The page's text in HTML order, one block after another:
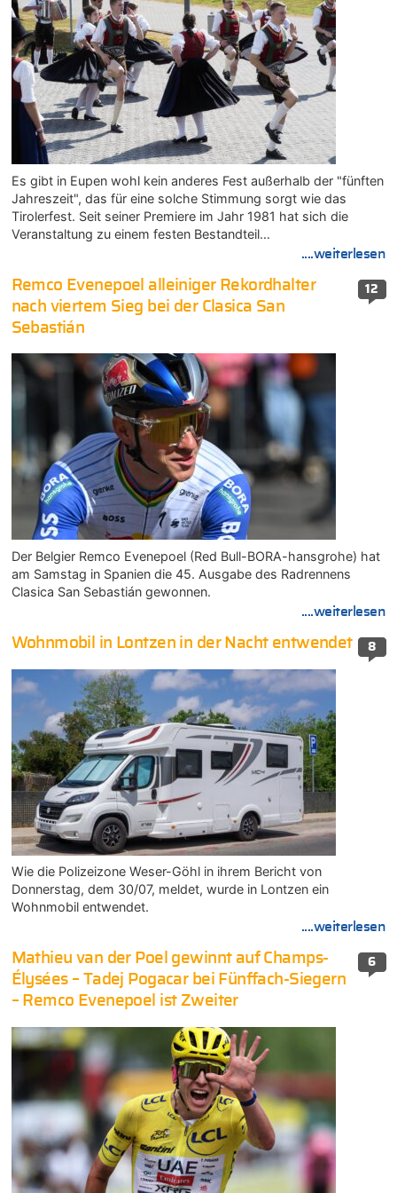
Es gibt in Eupen wohl kein anderes Fest außerhalb der "fünften
Jahreszeit", das für eine solche Stimmung sorgt wie das
Tirolerfest. Seit seiner Premiere im Jahr 1981 hat sich die
Veranstaltung zu einem festen Bestandteil…
....weiterlesen
12
Remco Evenepoel alleiniger Rekordhalter
nach viertem Sieg bei der Clasica San
Sebastián
Der Belgier Remco Evenepoel (Red Bull-BORA-hansgrohe) hat
am Samstag in Spanien die 45. Ausgabe des Radrennens
Clasica San Sebastián gewonnen.
....weiterlesen
8
Wohnmobil in Lontzen in der Nacht entwendet
Wie die Polizeizone Weser-Göhl in ihrem Bericht von
Donnerstag, dem 30/07, meldet, wurde in Lontzen ein
Wohnmobil entwendet.
....weiterlesen
6
Mathieu van der Poel gewinnt auf Champs-
Élysées – Tadej Pogacar bei Fünffach-Siegern
– Remco Evenepoel ist Zweiter